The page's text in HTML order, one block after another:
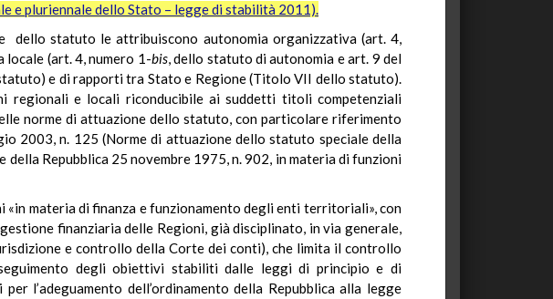
e pluriennale dello Stato – legge di stabilità 2011).
dello statuto le attribuiscono autonomia organizzativa (art. 4,
locale (art. 4, numero 1-bis, dello statuto di autonomia e art. 9 del
e di rapporti tra Stato e Regione (Titolo VII dello statuto).
regionali e locali riconducibile ai suddetti titoli competenziali
norme di attuazione dello statuto, con particolare riferimento
2003, n. 125 (Norme di attuazione dello statuto speciale della
Repubblica 25 novembre 1975, n. 902, in materia di funzioni
«in materia di finanza e funzionamento degli enti territoriali», con
finanziaria delle Regioni, già disciplinato, in via generale,
e controllo della Corte dei conti), che limita il controllo
degli obiettivi stabiliti dalle leggi di principio e di
l’adeguamento dell’ordinamento della Repubblica alla legge